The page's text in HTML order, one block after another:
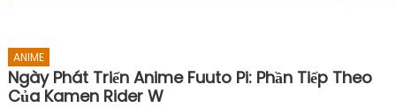
ANIME
Ngày Phát Triển Anime Fuuto Pi: Phần Tiếp Theo
Của Kamen Rider W